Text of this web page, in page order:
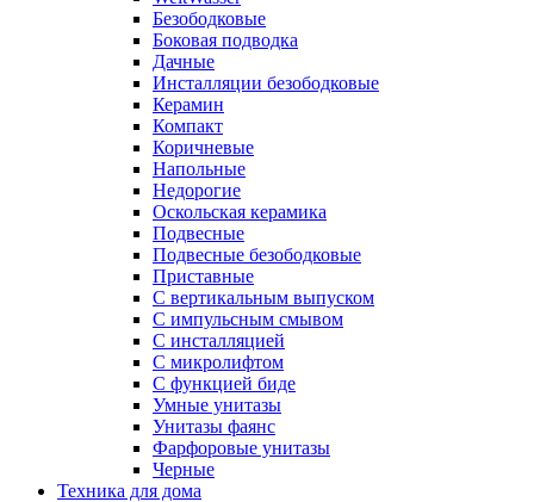
Безободковые
Боковая подводка
Дачные
Инсталляции безободковые
Керамин
Компакт
Коричневые
Напольные
Недорогие
Оскольская керамика
Подвесные
Подвесные безободковые
Приставные
С вертикальным выпуском
С импульсным смывом
С инсталляцией
С микролифтом
С функцией биде
Умные унитазы
Унитазы фаянс
Фарфоровые унитазы
Черные
Техника для дома